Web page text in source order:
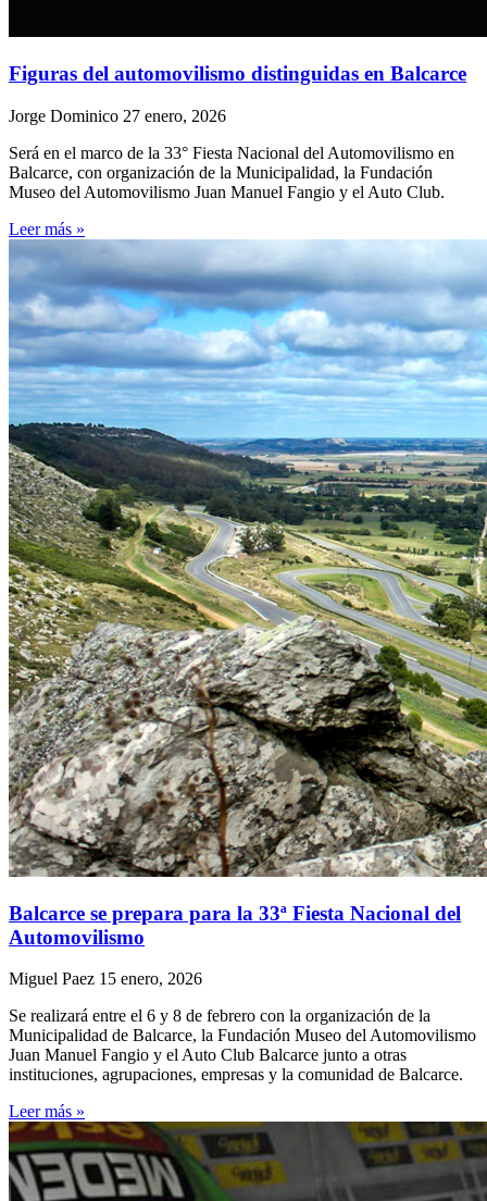
Figuras del automovilismo distinguidas en Balcarce
Jorge Dominico 27 enero, 2026
Será en el marco de la 33° Fiesta Nacional del Automovilismo en
Balcarce, con organización de la Municipalidad, la Fundación
Museo del Automovilismo Juan Manuel Fangio y el Auto Club.
Leer más »
Balcarce se prepara para la 33ª Fiesta Nacional del
Automovilismo
Miguel Paez 15 enero, 2026
Se realizará entre el 6 y 8 de febrero con la organización de la
Municipalidad de Balcarce, la Fundación Museo del Automovilismo
Juan Manuel Fangio y el Auto Club Balcarce junto a otras
instituciones, agrupaciones, empresas y la comunidad de Balcarce.
Leer más »